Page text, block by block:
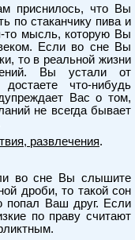
приснилось, что Вы
по стаканчику пива и
то мысль, которую Вы
Если во сне Вы
то в реальной жизни
Вы устали от
что-нибудь
Вас о том,
не всегда бывает
развлечения.
во сне Вы слышите
дроби, то такой сон
попал Ваш друг. Если
по праву считают